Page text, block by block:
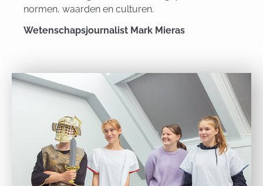
normen, waarden en culturen.
Wetenschapsjournalist Mark Mieras